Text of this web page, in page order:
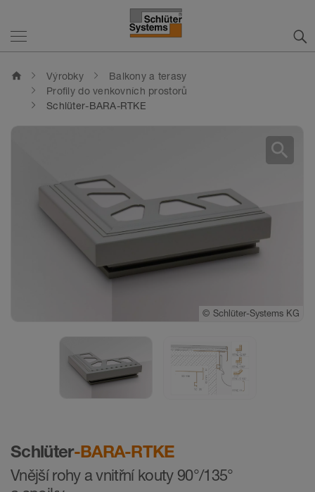
home Výrobky
Balkony a terasy
Profily do venkovních prostorů
Schlüter-BARA-RTKE
Schlüter-BARA-RTKE
Vnější rohy a vnitřní kouty 90°/135°
© Schlüter-Systems KG
© Schlüter-Systems KG
search